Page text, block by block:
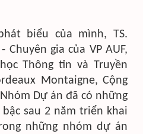
biểu của mình, TS.
Chuyên gia của VP AUF,
Thông tin và Truyền
Montaigne, Cộng
Dự án đã có những
sau 2 năm triển khai
những nhóm dự án